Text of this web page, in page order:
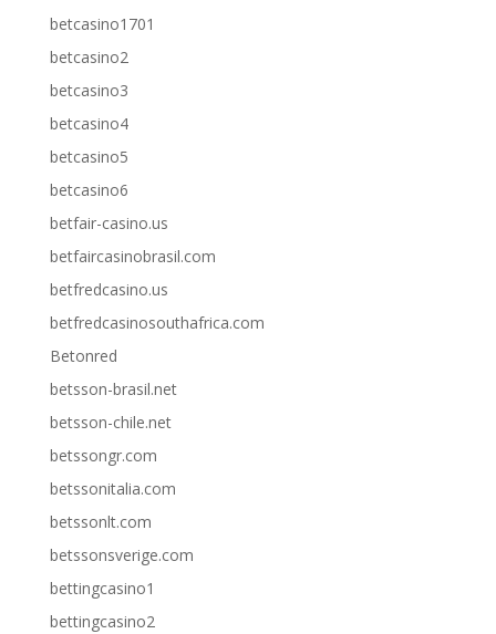
betcasino1701
betcasino2
betcasino3
betcasino4
betcasino5
betcasino6
betfair-casino.us
betfaircasinobrasil.com
betfredcasino.us
betfredcasinosouthafrica.com
Betonred
betsson-brasil.net
betsson-chile.net
betssongr.com
betssonitalia.com
betssonlt.com
betssonsverige.com
bettingcasino1
bettingcasino2